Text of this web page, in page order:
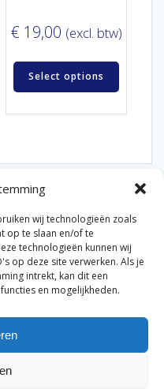
wij technologieën zoals
op te slaan en/of te
technologieën kunnen wij
op deze site verwerken. Als je
intrekt, kan dit een
en mogelijkheden.
€ 19,00 (excl. btw)
Select options
Radiateurenbedrijf.
|Retourbeleid|
Disclaimer